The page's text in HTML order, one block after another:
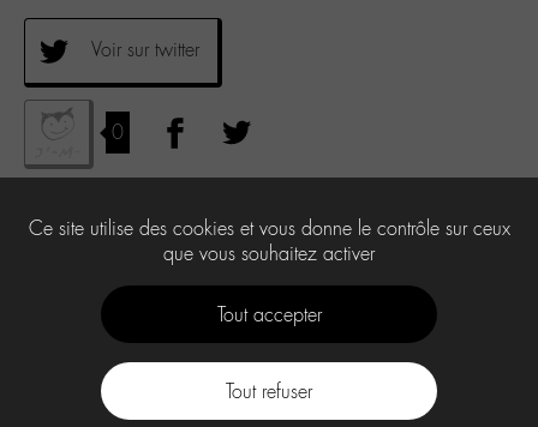
Voir sur twitter
0
Ce site utilise des cookies et vous donne le contrôle sur ceux
que vous souhaitez activer
Tout accepter
Tout refuser